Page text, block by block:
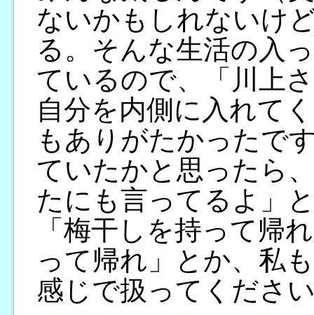
ないかもしれないけ
る。そんな生活の入
ているので、「川上
自分を内側に入れて
もありがたかったで
ていたかと思ったら
たにも言ってるよ」
「梅干しを持って帰
って帰れ」とか、私
感じで扱ってくださ